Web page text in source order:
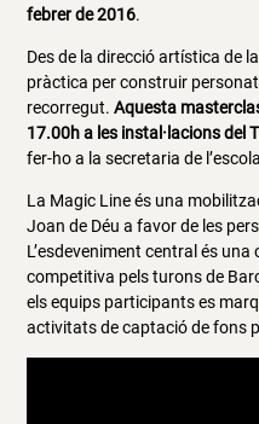
febrer de 2016.
Des de la direcció artística de
pràctica per construir
recorregut.Aquesta
17.00h a les instal·lacions del
fer-ho a la secretaria de
La Magic Line és una
Joan de Déu a favor de les
L’esdeveniment central és
competitiva pels turons de
els equips participants es
activitats de captació de fons